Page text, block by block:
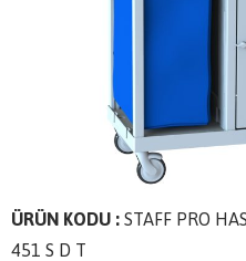
ÜRÜN KODU : STAFF PRO
451 S D T